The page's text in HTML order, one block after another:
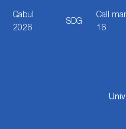
Qabul
2026
SDG
Call
16